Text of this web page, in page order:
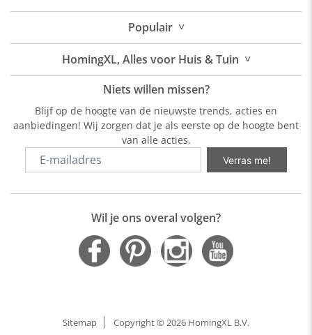
Populair ˅
HomingXL, Alles voor Huis & Tuin ˅
Niets willen missen?
Blijf op de hoogte van de nieuwste trends, acties en
aanbiedingen! Wij zorgen dat je als eerste op de hoogte bent
van alle acties.
Verras me!
Wil je ons overal volgen?
Sitemap Copyright © 2026 HomingXL B.V.